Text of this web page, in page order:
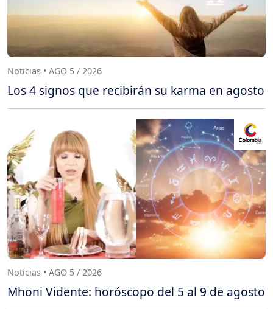
Noticias • AGO 5 / 2026
Los 4 signos que recibirán su karma en agosto
Noticias • AGO 5 / 2026
Mhoni Vidente: horóscopo del 5 al 9 de agosto